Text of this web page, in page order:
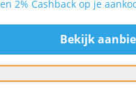
2% Cashback op je
Bekijk